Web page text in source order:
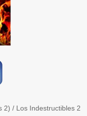
2) / Los Indestructibles 2